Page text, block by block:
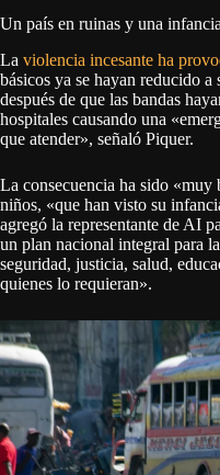
Un país en ruinas y una
La violencia incesante ha
básicos ya se hayan reducido
después de que las bandas
hospitales causando una
que atender», señaló Piquer.
La consecuencia ha sido «muy
niños, «que han visto su
agregó la representante de AI
un plan nacional integral para
seguridad, justicia, salud,
quienes lo requieran».